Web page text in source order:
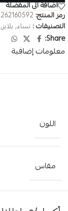
اضافة الى المفضلة
رمز المنتج:
التصنيفات : نساء, بلايز,
Share:
معلومات إضافية
اللون
مقاس